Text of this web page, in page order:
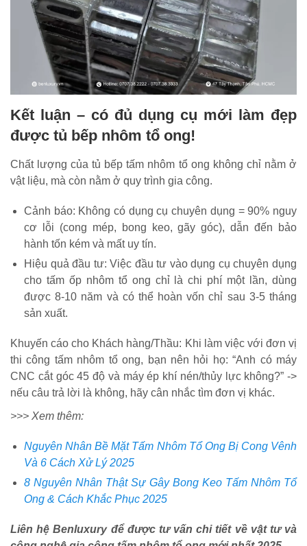
Kết luận – có đủ dụng cụ mới làm đẹp
được tủ bếp nhôm tổ ong!
Chất lượng của tủ bếp tấm nhôm tổ ong không chỉ nằm ở
vật liệu, mà còn nằm ở quy trình gia công.
Cảnh báo: Không có dụng cụ chuyên dụng = 90% nguy
cơ lỗi (cong mép, bong keo, gãy góc), dẫn đến bảo
hành tốn kém và mất uy tín.
Hiệu quả đầu tư: Việc đầu tư vào dụng cụ chuyên dụng
cho tấm ốp nhôm tổ ong chỉ là chi phí một lần, dùng
được 8-10 năm và có thể hoàn vốn chỉ sau 3-5 tháng
sản xuất.
Khuyến cáo cho Khách hàng/Thầu: Khi làm việc với đơn vị
thi công tấm nhôm tổ ong, bạn nên hỏi họ: “Anh có máy
CNC cắt góc 45 độ và máy ép khí nén/thủy lực không?” ->
nếu câu trả lời là không, hãy cân nhắc tìm đơn vị khác.
>>> Xem thêm:
Nguyên Nhân Bề Mặt Tấm Nhôm Tổ Ong Bị Cong Vênh
Và 6 Cách Xử Lý 2025
8 Nguyên Nhân Thật Sự Gây Bong Keo Tấm Nhôm Tổ
Ong & Cách Khắc Phục 2025
Liên hệ Benluxury để được tư vấn chi tiết về vật tư và